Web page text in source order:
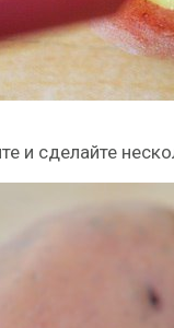
и сделайте